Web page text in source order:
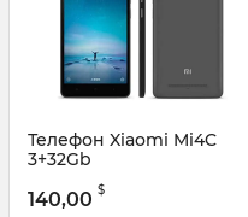
Телефон Xiaomi Mi4C
3+32Gb
140,00 $